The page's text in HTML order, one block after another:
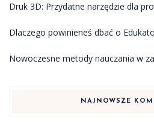
Druk 3D: Przydatne narzędzie dla
Dlaczego powinieneś dbać o
Nowoczesne metody nauczania w
NAJNOWSZE